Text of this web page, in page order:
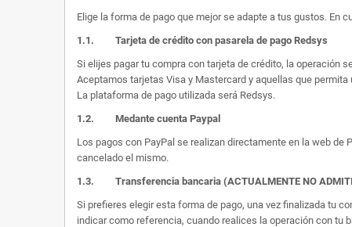
Elige la forma de pago que mejor se adapte a tus gustos. En
1.1. Tarjeta de crédito con pasarela de pago Redsys
Si elijes pagar tu compra con tarjeta de crédito, la operación
Aceptamos tarjetas Visa y Mastercard y aquellas que
La plataforma de pago utilizada será Redsys.
1.2. Medante cuenta Paypal
Los pagos con PayPal se realizan directamente en la web de
cancelado el mismo.
1.3. Transferencia bancaria (ACTUALMENTE NO
Si prefieres elegir esta forma de pago, una vez finalizada tu
indicar como referencia, cuando realices la operación con tu